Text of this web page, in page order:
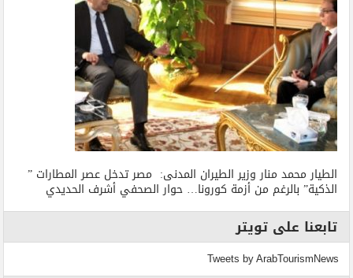
الطيار محمد منار وزير الطيران المدنى: مصر تدخل عصر المطارات ”
الذكية” بالرغم من أزمة كورونا… حوار الصحفي أشرف الحديدي
تابعنا على تويتر
Tweets by ArabTourismNews